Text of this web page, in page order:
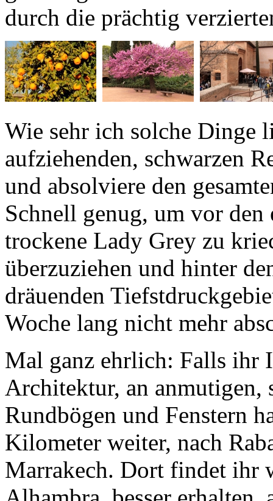
Wie sehr ich solche Dinge
aufziehenden, schwarzen
und absolviere den
Schnell genug, um vor den
trockeneLady Greyzu
überzuziehen und hinter
dräuenden
Woche lang nicht mehr
Mal ganz ehrlich: Falls ihr
Architektur, an anmutigen,
Rundbögen und Fenstern
Kilometer weiter, nach
Marrakech. Dort findet ihr
Alhambra, besser erhalten,
um einige Groschen